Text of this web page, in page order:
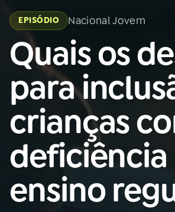
Buscar
na
Rádio
Nacional
AO VIVO
01 INÍCIO
02A RÁDIO
03 PROGRAMAÇÃO
na
Rádio
Nacional
EPISÓDIO Nacional Jovem
Quais os
para
crianças
deficiência
ensino